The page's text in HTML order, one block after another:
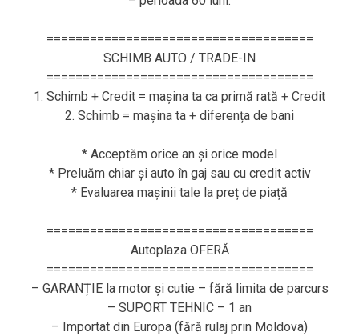
=====================================
SCHIMB AUTO / TRADE-IN
=====================================
1. Schimb + Credit = mașina ta ca primă rată + Credit
2. Schimb = mașina ta + diferența de bani
* Acceptăm orice an și orice model
* Preluăm chiar și auto în gaj sau cu credit activ
* Evaluarea mașinii tale la preț de piață
=====================================
Autoplaza OFERĂ
=====================================
– GARANȚIE la motor și cutie – fără limita de parcurs
– SUPORT TEHNIC – 1 an
– Importat din Europa (fără rulaj prin Moldova)